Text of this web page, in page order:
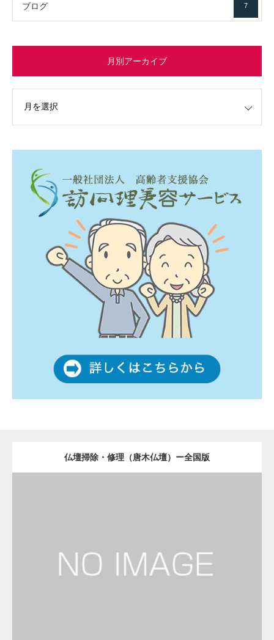
ブログ 7
月別アーカイブ
仏壇掃除・修理（唐木仏壇）ー全国版
Detail Visit